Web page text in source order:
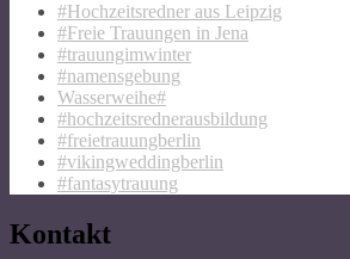
#Hochzeitsredner aus Leipzig
#Freie Trauungen in Jena
#trauungimwinter
#namensgebung
Wasserweihe#
#hochzeitsrednerausbildung
#freietrauungberlin
#vikingweddingberlin
#fantasytrauung
Kontakt